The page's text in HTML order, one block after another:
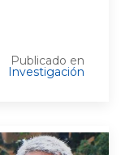
Publicado en
Investigación